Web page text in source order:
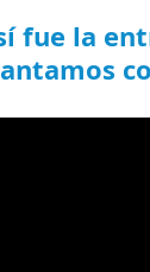
fue la